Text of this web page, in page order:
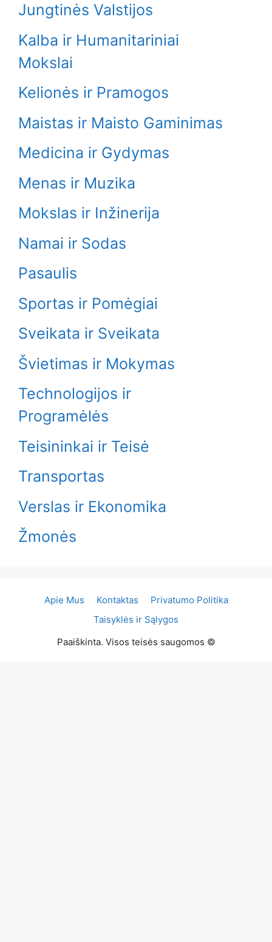
Jungtinės Valstijos
Kalba ir Humanitariniai
Mokslai
Kelionės ir Pramogos
Maistas ir Maisto Gaminimas
Medicina ir Gydymas
Menas ir Muzika
Mokslas ir Inžinerija
Namai ir Sodas
Pasaulis
Sportas ir Pomėgiai
Sveikata ir Sveikata
Švietimas ir Mokymas
Technologijos ir
Programėlės
Teisininkai ir Teisė
Transportas
Verslas ir Ekonomika
Žmonės
Apie Mus Kontaktas
Privatumo Politika
Taisyklės ir Sąlygos
Paaiškinta. Visos teisės saugomos ©